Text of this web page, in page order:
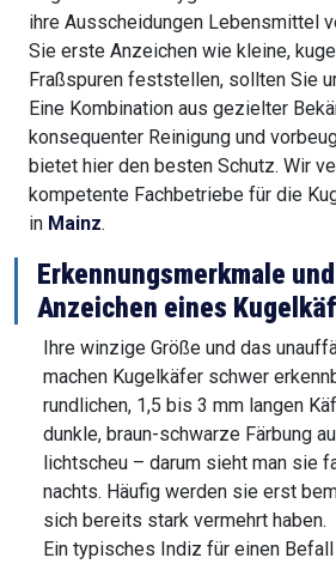
ihre Ausscheidungen Lebensmittel
Sie erste Anzeichen wie kleine,
Fraßspuren feststellen, sollten Sie
Eine Kombination aus gezielter
konsequenter Reinigung und
bietet hier den besten Schutz. Wir
kompetente Fachbetriebe für die
in Mainz.
Erkennungsmerkmale
Anzeichen eines
Ihre winzige Größe und das
machen Kugelkäfer schwer
rundlichen, 1,5 bis 3 mm langen
dunkle, braun-schwarze Färbung
lichtscheu – darum sieht man sie
nachts. Häufig werden sie erst
sich bereits stark vermehrt haben.
Ein typisches Indiz für einen